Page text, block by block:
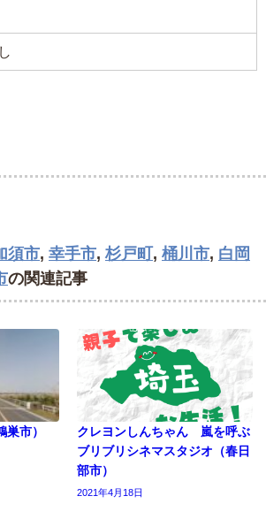
須市, 幸手市, 杉戸町 , 桶川市, 白岡
の関連記事
巣市）
クレヨンしんちゃん 嵐を呼ぶ
ブリブリシネマスタジオ（春日
部市）
2021年4月18日